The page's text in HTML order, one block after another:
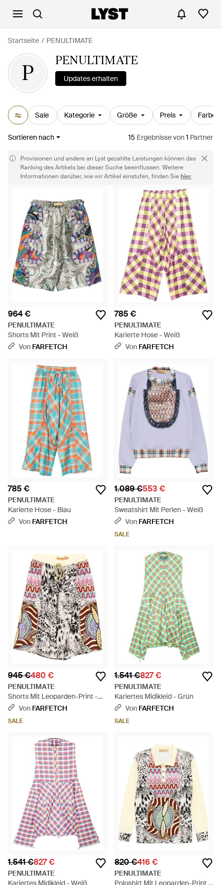
Startseite PENULTIMATE
P
PENULTIMATE
Updates erhalten
Sale Kategorie Größe Preis Farbe
Sortieren nach 15 Ergebnissevon1 Partner
Provisionen und andere an Lyst gezahlte Leistungen können das
Ranking des Artikels bei dieser Suche beeinflussen. Weitere
Informationen darüber, wie wir Artikel einstufen, finden Siehier.
964 €
PENULTIMATE
Shorts Mit Print - Weiß
Von FARFETCH
785 €
PENULTIMATE
Karierte Hose - Weiß
Von FARFETCH
785 €
PENULTIMATE
Karierte Hose - Blau
Von FARFETCH
1.089 €553 €
PENULTIMATE
Sweatshirt Mit Perlen - Weiß
Von FARFETCH
SALE
945 €480 €
PENULTIMATE
Shorts Mit Leoparden-Print -
WeißVon FARFETCH
SALE
1.541 €827 €
PENULTIMATE
Kariertes Midikleid - Grün
Von FARFETCH
SALE
1.541 €827 €
PENULTIMATE
Kariertes Midikleid - Weiß
820 €416 €
PENULTIMATE
Poloshirt Mit Leoparden-Print -